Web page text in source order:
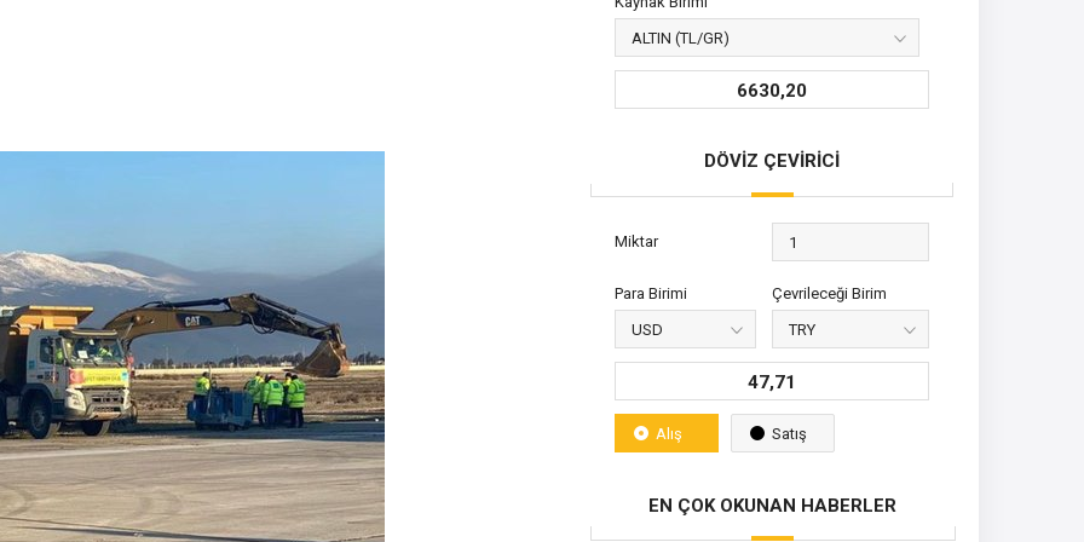
6630,20
DÖVİZ ÇEVİRİCİ
Miktar
Para Birimi Çevrileceği Birim
47,71
Alış Satış
EN ÇOK OKUNAN HABERLER